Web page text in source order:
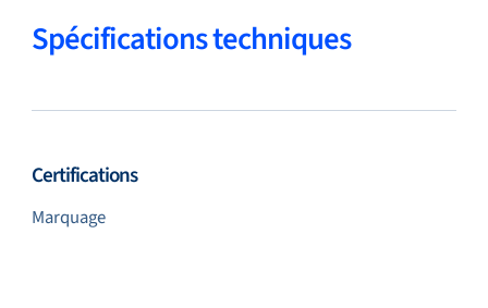
Spécifications techniques
Certifications
Marquage